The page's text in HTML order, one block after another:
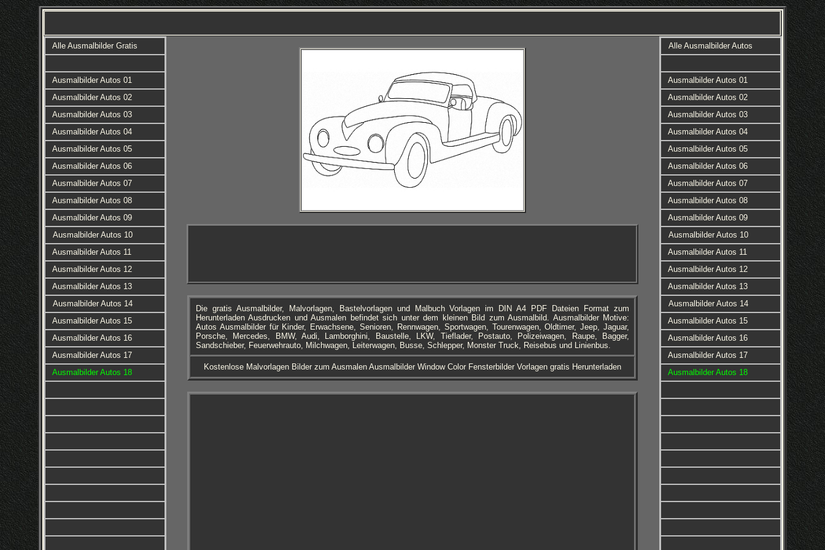
Alle Ausmalbilder Gratis
Ausmalbilder Autos 01
Ausmalbilder Autos 02
Ausmalbilder Autos 03
Ausmalbilder Autos 04
Ausmalbilder Autos 05
Ausmalbilder Autos 06
Ausmalbilder Autos 07
Ausmalbilder Autos 08
Ausmalbilder Autos 09
Ausmalbilder Autos 10
Ausmalbilder Autos 11
Ausmalbilder Autos 12
Ausmalbilder Autos 13
Ausmalbilder Autos 14
Ausmalbilder Autos 15
Ausmalbilder Autos 16
Ausmalbilder Autos 17
Ausmalbilder Autos 18
Die gratis Ausmalbilder, Malvorlagen, Bastelvorlagen und Malbuch Vorlagen im DIN A4 PDF Dateien Format zum
Herunterladen Ausdrucken und Ausmalen befindet sich unter dem kleinen Bild zum Ausmalbild. Ausmalbilder Motive:
Autos Ausmalbilder für Kinder, Erwachsene, Senioren, Rennwagen, Sportwagen, Tourenwagen, Oldtimer, Jeep, Jaguar,
Porsche, Mercedes, BMW, Audi, Lamborghini, Baustelle, LKW, Tieflader, Postauto, Polizeiwagen, Raupe, Bagger,
Sandschieber, Feuerwehrauto, Milchwagen, Leiterwagen, Busse, Schlepper, Monster Truck, Reisebus und Linienbus.
Kostenlose Malvorlagen Bilder zum Ausmalen Ausmalbilder Window Color Fensterbilder Vorlagen gratis Herunterladen
Alle Ausmalbilder Autos
Ausmalbilder Autos 01
Ausmalbilder Autos 02
Ausmalbilder Autos 03
Ausmalbilder Autos 04
Ausmalbilder Autos 05
Ausmalbilder Autos 06
Ausmalbilder Autos 07
Ausmalbilder Autos 08
Ausmalbilder Autos 09
Ausmalbilder Autos 10
Ausmalbilder Autos 11
Ausmalbilder Autos 12
Ausmalbilder Autos 13
Ausmalbilder Autos 14
Ausmalbilder Autos 15
Ausmalbilder Autos 16
Ausmalbilder Autos 17
Ausmalbilder Autos 18